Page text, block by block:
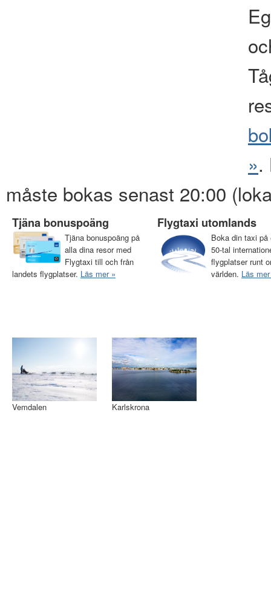
».
måste bokas senast 20:00
Tjäna bonuspoäng
Tjäna bonuspoäng på
alla dina resor med
Flygtaxi till och från
landets flygplatser. Läs mer »
Flygtaxi utomlands
Boka din taxi på
50-tal
flygplatser runt
världen. Läs
Vemdalen Karlskrona